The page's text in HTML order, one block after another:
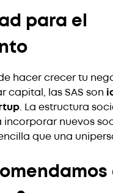
para el
hacer crecer tu
capital, las SAS son
. La estructura
nuevos
que una